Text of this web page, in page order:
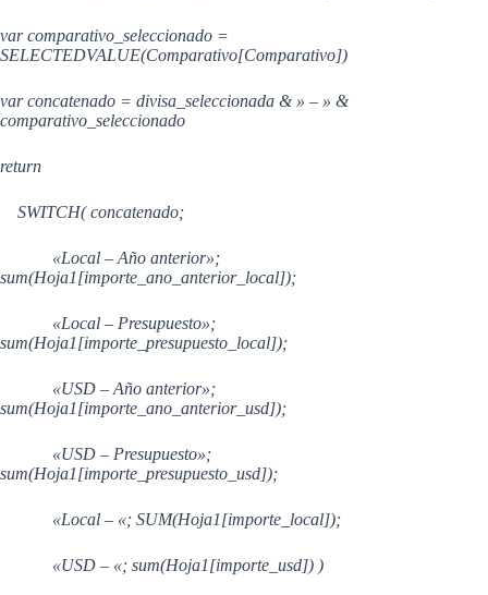
var comparativo_seleccionado =
SELECTEDVALUE(Comparativo[Comparativo])
var concatenado = divisa_seleccionada & » – » &
comparativo_seleccionado
return
SWITCH( concatenado;
«Local – Año anterior»;
sum(Hoja1[importe_ano_anterior_local]);
«Local – Presupuesto»;
sum(Hoja1[importe_presupuesto_local]);
«USD – Año anterior»;
sum(Hoja1[importe_ano_anterior_usd]);
«USD – Presupuesto»;
sum(Hoja1[importe_presupuesto_usd]);
«Local – «; SUM(Hoja1[importe_local]);
«USD – «; sum(Hoja1[importe_usd]) )